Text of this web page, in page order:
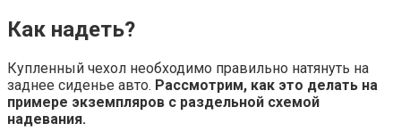
Как надеть?
Купленный чехол необходимо правильно натянуть на
заднее сиденье авто. Рассмотрим, как это делать на
примере экземпляров с раздельной схемой
надевания.